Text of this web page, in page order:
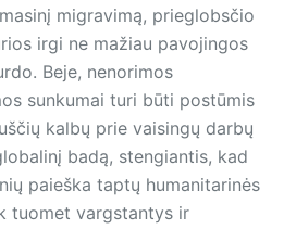
migravimą, prieglobsčio
irgi ne mažiau pavojingos
Beje, nenorimos
sunkumai turi būti postūmis
kalbų prie vaisingų darbų
badą, stengiantis, kad
paieška taptų humanitarinės
tuomet vargstantys ir